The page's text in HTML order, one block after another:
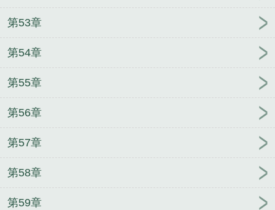
第53章
第54章
第55章
第56章
第57章
第58章
第59章